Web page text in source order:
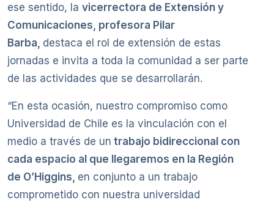
ese sentido, la vicerrectora de Extensión y
Comunicaciones, profesora Pilar
Barba, destaca el rol de extensión de estas
jornadas e invita a toda la comunidad a ser parte
de las actividades que se desarrollarán.
“En esta ocasión, nuestro compromiso como
Universidad de Chile es la vinculación con el
medio a través de un trabajo bidireccional con
cada espacio al que llegaremos en la Región
de O’Higgins, en conjunto a un trabajo
comprometido con nuestra universidad